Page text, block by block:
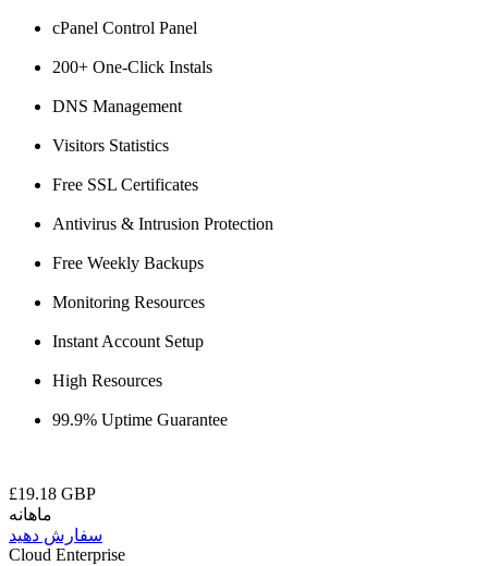
cPanel Control Panel
200+ One-Click Instals
DNS Management
Visitors Statistics
Free SSL Certificates
Antivirus & Intrusion Protection
Free Weekly Backups
Monitoring Resources
Instant Account Setup
High Resources
99.9% Uptime Guarantee
£19.18 GBP
ماهانه
سفارش دهید
Cloud Enterprise